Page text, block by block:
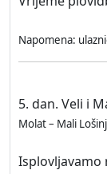
Napomena:
5. dan. Veli i
Molat – Mali
Isplovljavamo